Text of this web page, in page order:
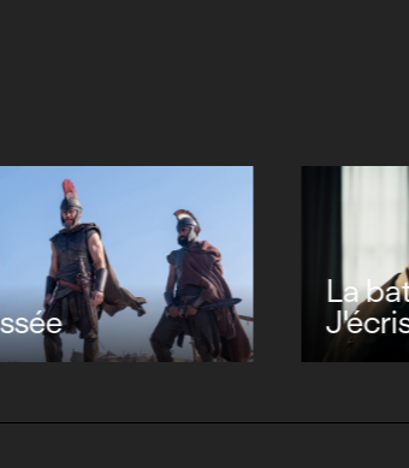
La